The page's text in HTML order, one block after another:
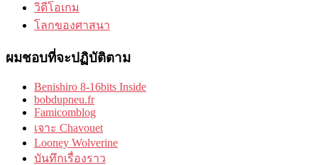
วิดีโอเกม
โลกของศาสนา
ผมชอบที่จะปฏิบัติตาม
Benishiro 8-16bits Inside
bobdupneu.fr
Famicomblog
เจาะ Chavouet
Looney Wolverine
บันทึกเรื่องราว